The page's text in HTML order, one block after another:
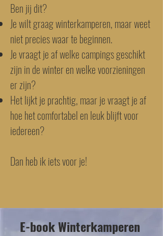
Ben jij dit?
Je wilt graag winterkamperen, maar weet
niet precies waar te beginnen.
Je vraagt je af welke campings geschikt
zijn in de winter en welke voorzieningen
er zijn?
Het lijkt je prachtig, maar je vraagt je af
hoe het comfortabel en leuk blijft voor
iedereen?
Dan heb ik iets voor je!
E-book Winterkamperen